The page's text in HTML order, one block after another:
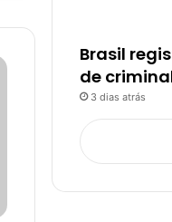
Brasil
de
3 dias atrás